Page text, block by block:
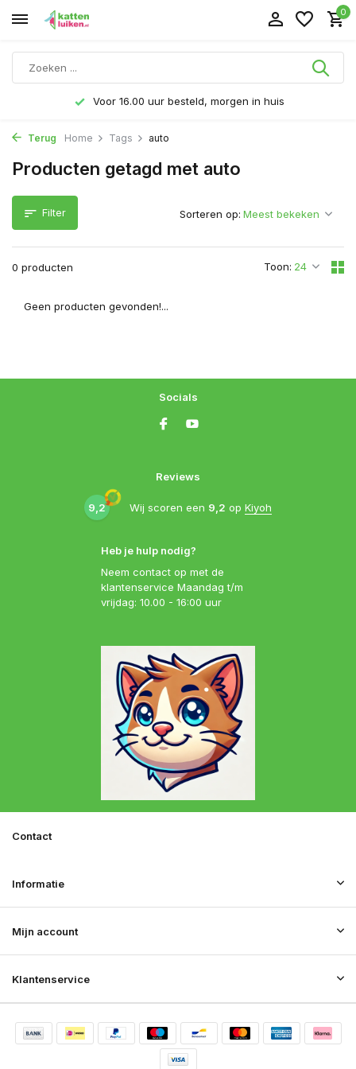
0
Voor 16.00 uur besteld, morgen in huis
Terug Home Tags auto
Producten getagd met auto
Filter
0 producten Toon:
Sorteren op:
Geen producten gevonden!...
Heb je hulp nodig?
Neem contact op met de
klantenservice Maandag t/m
vrijdag: 10.00 - 16:00 uur
Reviews
9,2 Wij scoren een 9,2 op Kiyoh
Socials
Klantenservice
Mijn account
Informatie
Contact